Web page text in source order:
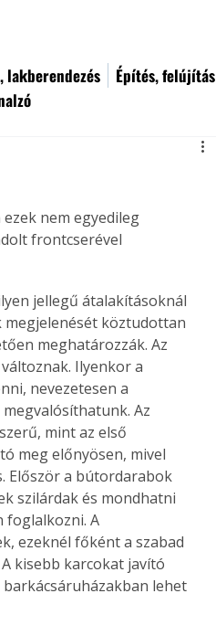
lakberendezés Építés, felújítás
nem egyedileg
frontcserével
jellegű átalakításoknál
köztudottan
meghatározzák. Az
Ilyenkor a
nevezetesen a
Az
mint az első
meg előnyösen, mivel
Először a bútordarabok
szilárdak és mondhatni
foglalkozni. A
ezeknél főként a szabad
kisebb karcokat javító
lehet